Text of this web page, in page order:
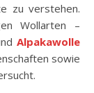
zu verstehen.
Wollarten –
Alpakawolle
sowie